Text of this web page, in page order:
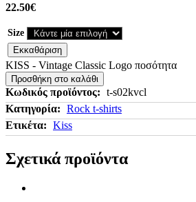
22.50€
Size
Εκκαθάριση
KISS - Vintage Classic Logo ποσότητα
Προσθήκη στο καλάθι
Κωδικός προϊόντος: t-s02kvcl
Κατηγορία: Rock t-shirts
Ετικέτα: Kiss
Σχετικά προϊόντα